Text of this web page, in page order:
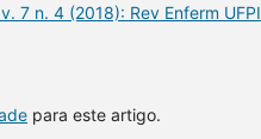
7 n. 4 (2018): Rev Enferm UFPI
para este artigo.